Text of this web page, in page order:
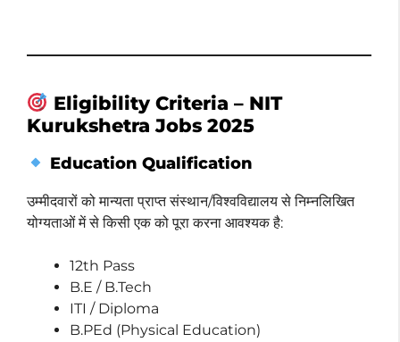
Eligibility Criteria – NIT
Kurukshetra Jobs 2025
Education Qualification
उम्मीदवारों को मान्यता प्राप्त संस्थान/विश्वविद्यालय से निम्नलिखित
योग्यताओं में से किसी एक को पूरा करना आवश्यक है:
12th Pass
B.E / B.Tech
ITI / Diploma
B.PEd (Physical Education)